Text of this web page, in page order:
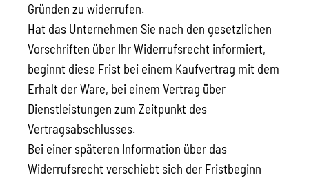
Gründen zu widerrufen.
Hat das Unternehmen Sie nach den gesetzlichen
Vorschriften über Ihr Widerrufsrecht informiert,
beginnt diese Frist bei einem Kaufvertrag mit dem
Erhalt der Ware, bei einem Vertrag über
Dienstleistungen zum Zeitpunkt des
Vertragsabschlusses.
Bei einer späteren Information über das
Widerrufsrecht verschiebt sich der Fristbeginn